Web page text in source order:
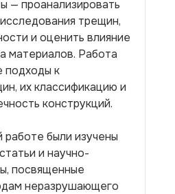
— проанализировать
трещин,
и оценить влияние
материалов. Работа
подходы к
их классификацию и
конструкций.
были изучены
и научно-
посвященные
неразрушающего